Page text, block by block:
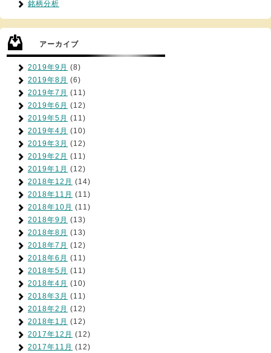
銘柄分析
アーカイブ
2019年9月 (8)
2019年8月 (6)
2019年7月 (11)
2019年6月 (12)
2019年5月 (11)
2019年4月 (10)
2019年3月 (12)
2019年2月 (11)
2019年1月 (12)
2018年12月 (14)
2018年11月 (11)
2018年10月 (11)
2018年9月 (13)
2018年8月 (13)
2018年7月 (12)
2018年6月 (11)
2018年5月 (11)
2018年4月 (10)
2018年3月 (11)
2018年2月 (12)
2018年1月 (12)
2017年12月 (12)
2017年11月 (12)